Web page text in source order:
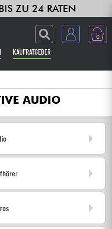
ZU 24 RATEN
0
KAUFRATGEBER
AUDIO